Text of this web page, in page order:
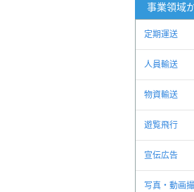
事業領域
定期運送
人員輸送
物資輸送
遊覧飛行
宣伝広告
写真・動画